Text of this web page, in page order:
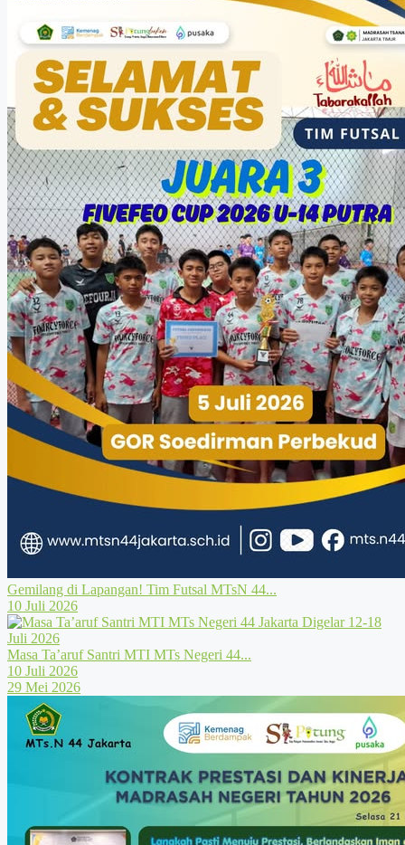
Gemilang di Lapangan! Tim Futsal MTsN 44...
10 Juli 2026
Masa Ta’aruf Santri MTI MTs Negeri 44...
10 Juli 2026
29 Mei 2026